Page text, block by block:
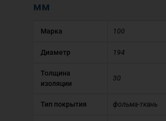
мм
Марка 100
Диаметр 194
Толщина
изоляции
30
Тип покрытия фольма-ткань